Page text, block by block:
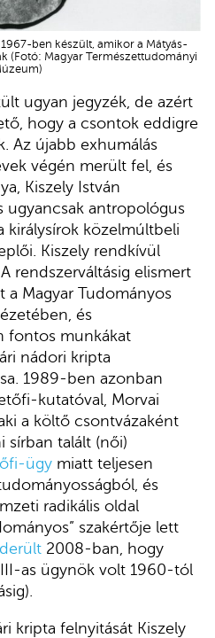
1967-ben készült, amikor a Mátyás-
(Fotó: Magyar Természettudományi
ugyan jegyzék, de azért
hogy a csontok eddigre
Az újabb exhumálás
végén merült fel, és
Kiszely István
ugyancsak antropológus
királysírok közelmúltbeli
Kiszely rendkívül
rendszerváltásig elismert
Magyar Tudományos
és
fontos munkákat
nádori kripta
1989-ben azonban
kutatóval, Morvai
a költő csontvázaként
sírban talált (női)
ügy miatt teljesen
és
radikális oldal
szakértője lett
2008-ban, hogy
as ügynök volt 1960-tól
kripta felnyitását Kiszely